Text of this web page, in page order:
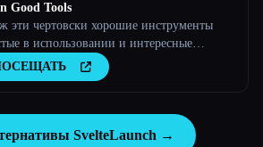
Good Tools
эти чертовски хорошие инструменты
в использовании и интересные
— бесплатные (и с открытым
кодом).
SvelteLaunch →